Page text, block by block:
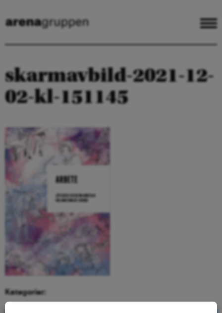
skarmavbild-2021-12-
02-kl-151145
Kategorier: